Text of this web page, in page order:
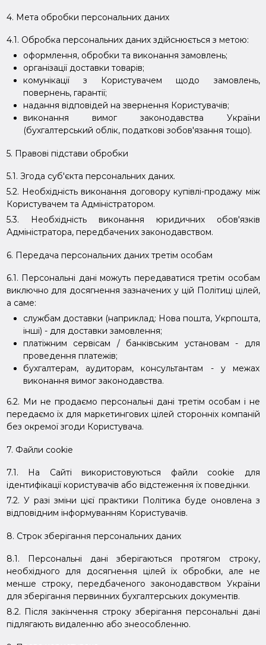
4. Мета обробки персональних даних
4.1. Обробка персональних даних здійснюється з метою:
оформлення, обробки та виконання замовлень;
організації доставки товарів;
комунікації з Користувачем щодо замовлень,
повернень, гарантії;
надання відповідей на звернення Користувачів;
виконання вимог законодавства України
(бухгалтерський облік, податкові зобов'язання тощо).
5. Правові підстави обробки
5.1. Згода суб'єкта персональних даних.
5.2. Необхідність виконання договору купівлі-продажу між
Користувачем та Адміністратором.
5.3. Необхідність виконання юридичних обов'язків
Адміністратора, передбачених законодавством.
6. Передача персональних даних третім особам
6.1. Персональні дані можуть передаватися третім особам
виключно для досягнення зазначених у цій Політиці цілей,
а саме:
службам доставки (наприклад: Нова пошта, Укрпошта,
інші) - для доставки замовлення;
платіжним сервісам / банківським установам - для
проведення платежів;
бухгалтерам, аудиторам, консультантам - у межах
виконання вимог законодавства.
6.2. Ми не продаємо персональні дані третім особам і не
передаємо їх для маркетингових цілей сторонніх компаній
без окремої згоди Користувача.
7. Файли cookie
7.1. На Сайті використовуються файли cookie для
ідентифікації користувачів або відстеження їх поведінки.
7.2. У разі зміни цієї практики Політика буде оновлена з
відповідним інформуванням Користувачів.
8. Строк зберігання персональних даних
8.1. Персональні дані зберігаються протягом строку,
необхідного для досягнення цілей їх обробки, але не
менше строку, передбаченого законодавством України
для зберігання первинних бухгалтерських документів.
8.2. Після закінчення строку зберігання персональні дані
підлягають видаленню або знеособленню.